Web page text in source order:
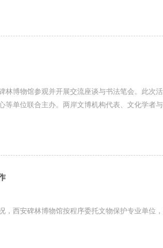
博物馆参观并开展交流座谈与书法笔会。此次
单位联合主办。两岸文博机构代表、文化学者
，西安碑林博物馆按程序委托文物保护专业单位